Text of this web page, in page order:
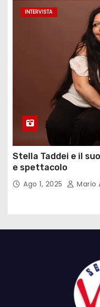
INTERVISTA
Stella Taddei e il
e spettacolo
Ago 1, 2025 Mario